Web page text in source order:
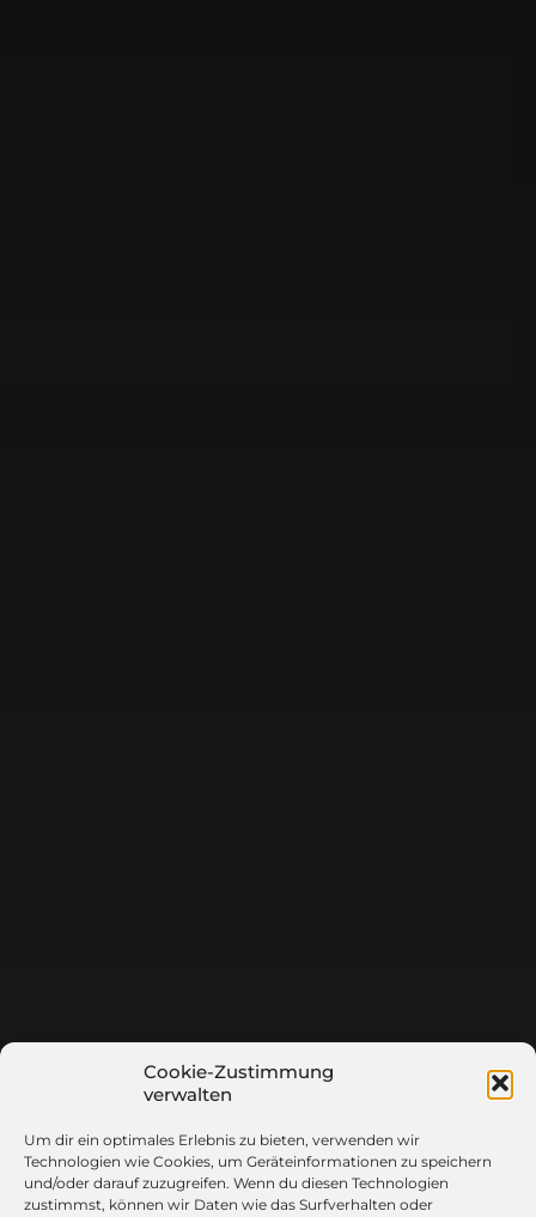
Cookie-Zustimmung
verwalten
Um dir ein optimales Erlebnis zu bieten, verwenden wir
Technologien wie Cookies, um Geräteinformationen zu speichern
und/oder darauf zuzugreifen. Wenn du diesen Technologien
zustimmst, können wir Daten wie das Surfverhalten oder